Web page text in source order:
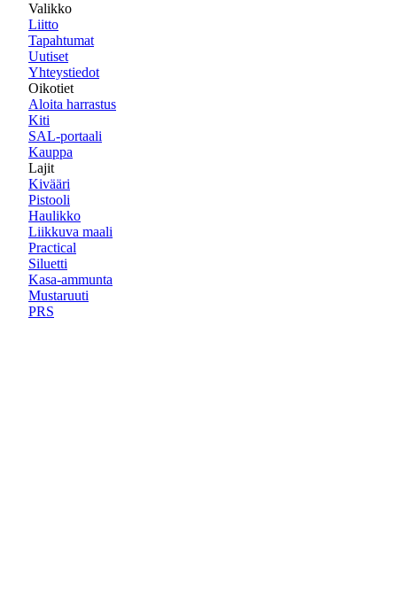
Valikko
Liitto
Tapahtumat
Uutiset
Yhteystiedot
Oikotiet
Aloita harrastus
Kiti
SAL-portaali
Kauppa
Lajit
Kivääri
Pistooli
Haulikko
Liikkuva maali
Practical
Siluetti
Kasa-ammunta
Mustaruuti
PRS